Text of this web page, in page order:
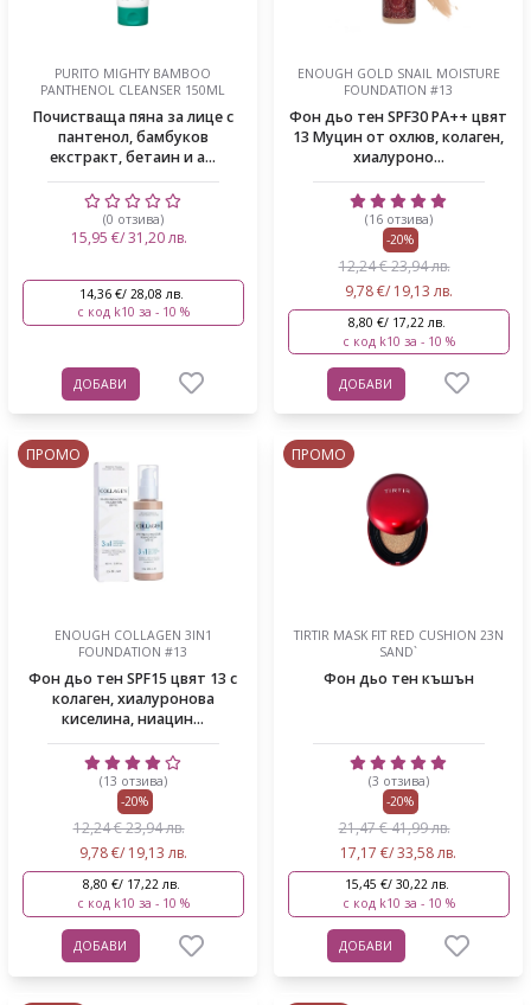
PURITO MIGHTY BAMBOO
PANTHENOL CLEANSER 150ML
Почистваща пяна за лице с
пантенол, бамбуков
екстракт, бетаин и а...
(0 отзива)
15,95 €/ 31,20 лв.
14,36 €/ 28,08 лв.
с код k10 за - 10 %
ДОБАВИ
ENOUGH GOLD SNAIL MOISTURE
FOUNDATION #13
Фон дьо тен SPF30 PA++ цвят
13 Муцин от охлюв, колаген,
хиалуроно...
(16 отзива)
-20%
12,24 € 23,94 лв.
9,78 €/ 19,13 лв.
8,80 €/ 17,22 лв.
с код k10 за - 10 %
ДОБАВИ
ПРОМО
ENOUGH COLLAGEN 3IN1
FOUNDATION #13
Фон дьо тен SPF15 цвят 13 с
колаген, хиалуронова
киселина, ниацин...
(13 отзива)
-20%
12,24 € 23,94 лв.
9,78 €/ 19,13 лв.
8,80 €/ 17,22 лв.
с код k10 за - 10 %
ДОБАВИ
ПРОМО
TIRTIR MASK FIT RED CUSHION 23N
SAND`
Фон дьо тен къшън
(3 отзива)
-20%
21,47 € 41,99 лв.
17,17 €/ 33,58 лв.
15,45 €/ 30,22 лв.
с код k10 за - 10 %
ДОБАВИ